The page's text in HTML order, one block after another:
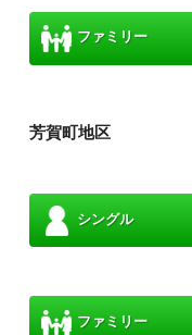
ファミリー
芳賀町地区
シングル
ファミリー